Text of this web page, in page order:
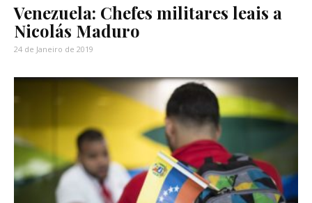
Venezuela: Chefes militares leais a
Nicolás Maduro
24 de Janeiro de 2019